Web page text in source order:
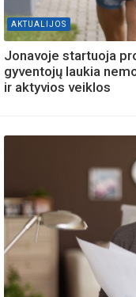
AKTUALIJOS
Jonavoje startuoja
gyventojų laukia
ir aktyvios veiklos